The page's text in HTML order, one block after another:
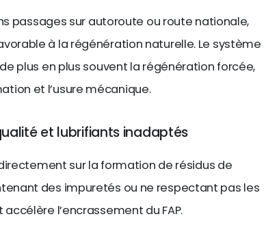
passages sur autoroute ou route nationale,
à la régénération naturelle. Le système
plus en plus souvent la régénération forcée,
et l’usure mécanique.
et lubrifiants inadaptés
sur la formation de résidus de
des impuretés ou ne respectant pas les
l’encrassement du FAP.